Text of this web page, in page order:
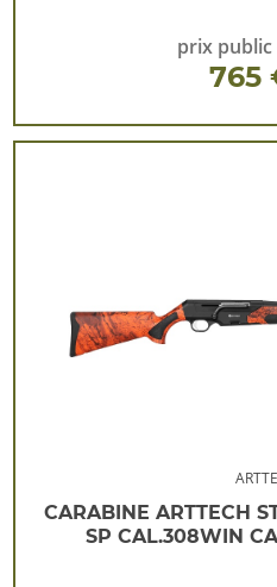
prix public
765
CARABINE ARTTECH
SP CAL.308WIN